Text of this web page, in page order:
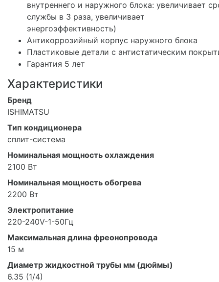
внутреннего и наружного блока: увеличивает
службы в 3 раза, увеличивает
энергоэффективность)
Антикоррозийный корпус наружного блока
Пластиковые детали с антистатическим
Гарантия 5 лет
Характеристики
Бренд
ISHIMATSU
Тип кондиционера
сплит-система
Номинальная мощность охлаждения
2100 Вт
Номинальная мощность обогрева
2200 Вт
Электропитание
220-240V-1-50Гц
Максимальная длина фреонопровода
15 м
Диаметр жидкостной трубы мм (дюймы)
6.35 (1/4)